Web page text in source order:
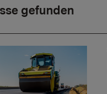
gefunden